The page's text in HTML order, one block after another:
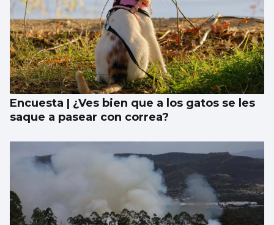
La UE lanza una campaña de ahorro
energético doméstico
Encuesta | ¿Ves bien que a los gatos se les
saque a pasear con correa?